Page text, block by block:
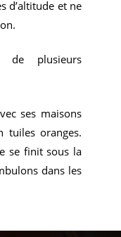
d’altitude et ne
de plusieurs
ses maisons
tuiles oranges.
se finit sous la
dans les